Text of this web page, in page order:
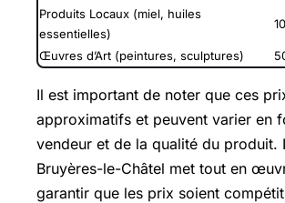
Produits Locaux (miel, huiles
essentielles)
Œuvres d’Art (peintures, sculptures)
Il est important de noter que ces
approximatifs et peuvent varier en
vendeur et de la qualité du produit.
Bruyères-le-Châtel met tout en
garantir que les prix soient